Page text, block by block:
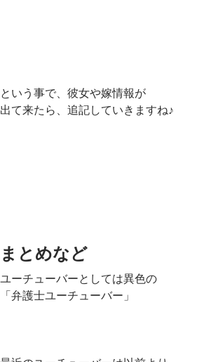
という事で、彼女や嫁情報が
出て来たら、追記していきますね♪
まとめなど
ユーチューバーとしては異色の
「弁護士ユーチューバー」